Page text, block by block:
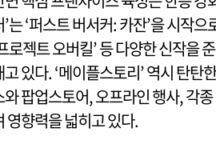
는 ‘퍼스트 버서커: 카잔’을 시작
로젝트 오버킬’ 등 다양한 신작을
고 있다. ‘메이플스토리’ 역시 탄탄
와 팝업스토어, 오프라인 행사, 각
영향력을 넓히고 있다.